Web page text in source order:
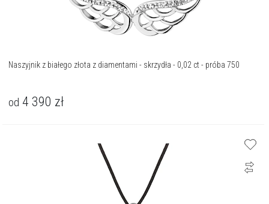
Naszyjnik z białego złota z diamentami - skrzydła - 0,02 ct - próba 750
od 4 390 zł